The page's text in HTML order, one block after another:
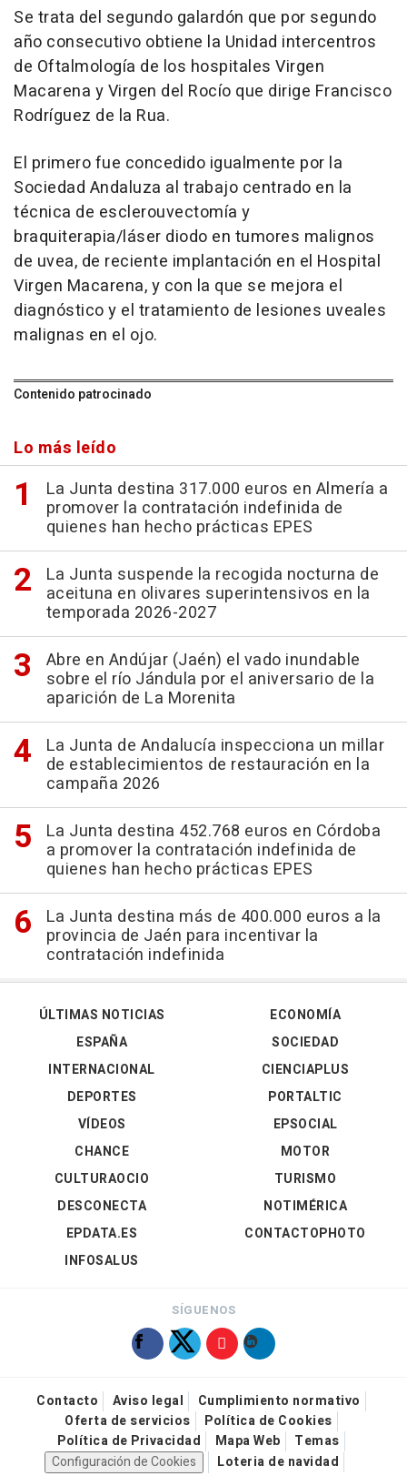
Se trata del segundo galardón que por segundo
año consecutivo obtiene la Unidad intercentros
de Oftalmología de los hospitales Virgen
Macarena y Virgen del Rocío que dirige Francisco
Rodríguez de la Rua.
El primero fue concedido igualmente por la
Sociedad Andaluza al trabajo centrado en la
técnica de esclerouvectomía y
braquiterapia/láser diodo en tumores malignos
de uvea, de reciente implantación en el Hospital
Virgen Macarena, y con la que se mejora el
diagnóstico y el tratamiento de lesiones uveales
malignas en el ojo.
Contenido patrocinado
Lo más leído
La Junta destina 317.000 euros en Almería a
promover la contratación indefinida de
quienes han hecho prácticas EPES
La Junta suspende la recogida nocturna de
aceituna en olivares superintensivos en la
temporada 2026-2027
Abre en Andújar (Jaén) el vado inundable
sobre el río Jándula por el aniversario de la
aparición de La Morenita
La Junta de Andalucía inspecciona un millar
de establecimientos de restauración en la
campaña 2026
La Junta destina 452.768 euros en Córdoba
a promover la contratación indefinida de
quienes han hecho prácticas EPES
La Junta destina más de 400.000 euros a la
provincia de Jaén para incentivar la
contratación indefinida
ÚLTIMAS NOTICIAS
ESPAÑA
INTERNACIONAL
DEPORTES
VÍDEOS
ECONOMÍA
SOCIEDAD
CIENCIAPLUS
PORTALTIC
EPSOCIAL
CHANCE
CULTURAOCIO
DESCONECTA
EPDATA.ES
INFOSALUS
MOTOR
TURISMO
NOTIMÉRICA
CONTACTOPHOTO
SÍGUENOS
Contacto Aviso legal
Cumplimiento normativo
Oferta de servicios
Política de Cookies
Política de Privacidad
Mapa Web
Temas
Configuración de Cookies
Loteria de navidad